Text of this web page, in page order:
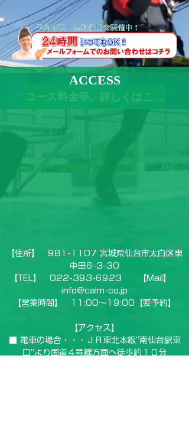
コース料金等、詳しくはこちらをクリック
ACCESS
【住所】 981-1107 宮城県仙台市太白区東
中田6-3-30
【TEL】
022-393-6923 【Mail】
info@calm-co.jp
【営業時間】 11:00～19:00【要予約】
【アクセス】
■ 電車の場合・・・ＪＲ東北本線“南仙台駅東
口”より国道４号線方面へ徒歩約１０分